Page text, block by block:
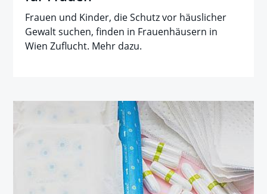
Frauen und Kinder, die Schutz vor häuslicher
Gewalt suchen, finden in Frauenhäusern in
Wien Zuflucht. Mehr dazu.